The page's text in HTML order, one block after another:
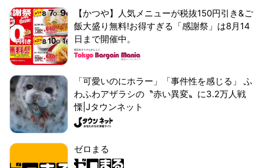
【かつや】人気メニューが税抜150円引き&ご
飯大盛り無料!お得すぎる「感謝祭」は8月14
日まで開催中。
「可愛いのにホラー」「事件性を感じる」 ふ
わふわアザラシの〝赤い異変〟に3.2万人戦
慄|Jタウンネット
ゼロまる